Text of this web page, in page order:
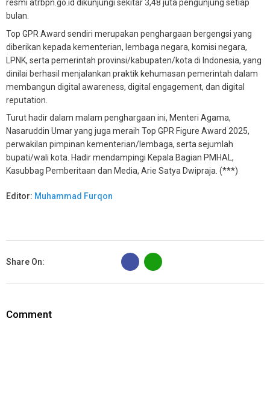
resmi atrbpn.go.id dikunjungi sekitar 3,48 juta pengunjung setiap
bulan.
Top GPR Award sendiri merupakan penghargaan bergengsi yang
diberikan kepada kementerian, lembaga negara, komisi negara,
LPNK, serta pemerintah provinsi/kabupaten/kota di Indonesia, yang
dinilai berhasil menjalankan praktik kehumasan pemerintah dalam
membangun digital awareness, digital engagement, dan digital
reputation.
Turut hadir dalam malam penghargaan ini, Menteri Agama,
Nasaruddin Umar yang juga meraih Top GPR Figure Award 2025,
perwakilan pimpinan kementerian/lembaga, serta sejumlah
bupati/wali kota. Hadir mendampingi Kepala Bagian PMHAL,
Kasubbag Pemberitaan dan Media, Arie Satya Dwipraja. (***)
Editor: Muhammad Furqon
Share On:
B
Comment